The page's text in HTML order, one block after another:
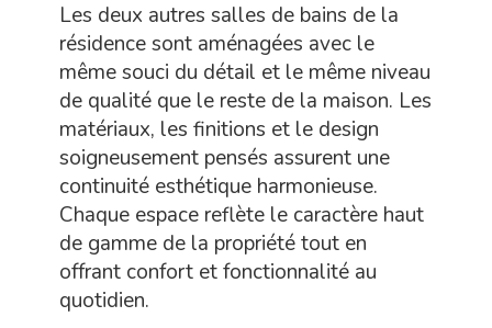
Les deux autres salles de bains de la
résidence sont aménagées avec le
même souci du détail et le même niveau
de qualité que le reste de la maison. Les
matériaux, les finitions et le design
soigneusement pensés assurent une
continuité esthétique harmonieuse.
Chaque espace reflète le caractère haut
de gamme de la propriété tout en
offrant confort et fonctionnalité au
quotidien.